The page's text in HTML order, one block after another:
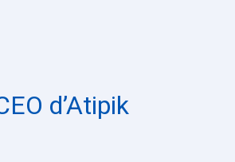
d’Atipik